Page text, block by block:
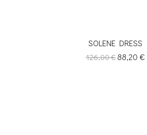
SOLENE DRESS
Κανονική
126,00 € Τιμή
88,20 €